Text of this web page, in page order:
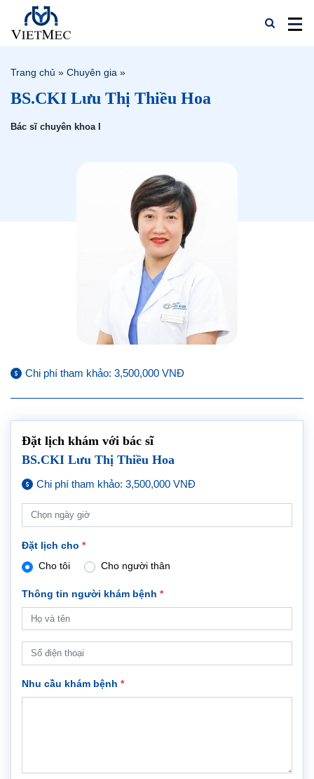
Trang chủ » Chuyên gia »
BS.CKI Lưu Thị Thiều Hoa
Bác sĩ chuyên khoa I
Chi phí tham khảo: 3,500,000 VNĐ
Đặt lịch khám với bác sĩ
BS.CKI Lưu Thị Thiều Hoa
Chi phí tham khảo: 3,500,000 VNĐ
Đặt lịch cho *
Cho tôi
Cho người thân
Thông tin người khám bệnh *
Nhu cầu khám bệnh *